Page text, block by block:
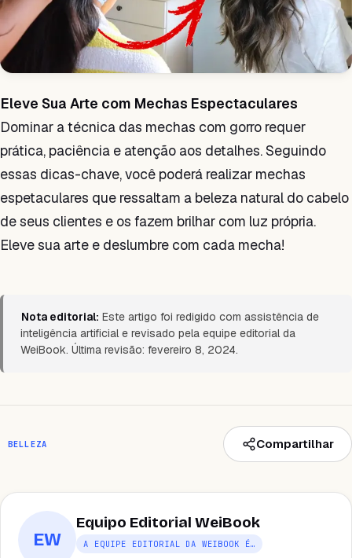
Eleve Sua Arte com Mechas Espectaculares
Dominar a técnica das mechas com gorro requer
prática, paciência e atenção aos detalhes. Seguindo
essas dicas-chave, você poderá realizar mechas
espetaculares que ressaltam a beleza natural do cabelo
de seus clientes e os fazem brilhar com luz própria.
Eleve sua arte e deslumbre com cada mecha!
Nota editorial: Este artigo foi redigido com assistência de
inteligência artificial e revisado pela equipe editorial da
WeiBook. Última revisão: fevereiro 8, 2024.
BELLEZA Compartilhar
EW
Equipo Editorial WeiBook
A EQUIPE EDITORIAL DA WEIBOOK É…